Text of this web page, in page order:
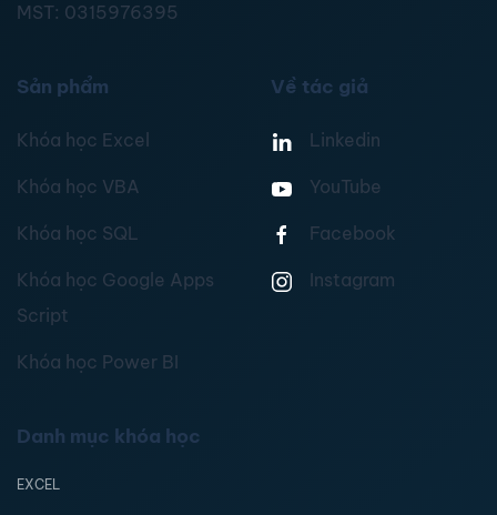
MST: 0315976395
Sản phẩm
Khóa học Excel
Khóa học VBA
Khóa học SQL
Khóa học Google Apps
Script
Khóa học Power BI
Về tác giả
Linkedin
YouTube
Facebook
Instagram
Danh mục khóa học
EXCEL